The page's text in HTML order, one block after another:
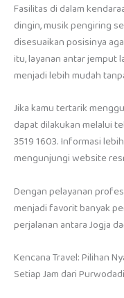
Fasilitas di dalam
dingin, musik pengiring
disesuaikan posisinya
itu, layanan antar jemput
menjadi lebih mudah
Jika kamu tertarik
dapat dilakukan melalui
3519 1603. Informasi
mengunjungi website
Dengan pelayanan
menjadi favorit banyak
perjalanan antara Jogja
Kencana Travel: Pilihan
Setiap Jam dari